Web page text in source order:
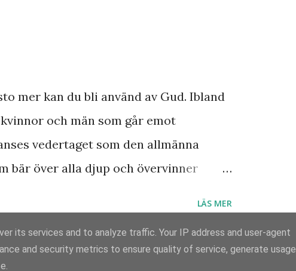
mer kan du bli använd av Gud. Ibland
och män som går emot
vedertaget som den allmänna
bär över alla djup och övervinner
våga göra det som de brann för
fungerande skyddsnät men med en
dessa idag? Nog finns de, det är jag
LÄS MER
Använder Blogger
its services and to analyze traffic. Your IP address and user-agent
and security metrics to ensure quality of service, generate usage